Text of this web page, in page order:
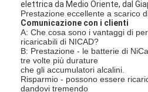
elettrica da Medio Oriente, dal
Prestazione eccellente a scarico
Comunicazione con i clienti
A: Che cosa sono i vantaggi di
ricaricabili di NICAD?
B: Prestazione - le batterie di
tre volte più durature
che gli accumulatori alcalini.
Risparmio - possono essere
dandovi tremendo